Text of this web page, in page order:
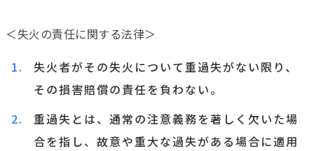
＜失火の責任に関する法律＞
失火者がその失火について重過失がない限り、
その損害賠償の責任を負わない。
重過失とは、通常の注意義務を著しく欠いた場
合を指し、故意や重大な過失がある場合に適用